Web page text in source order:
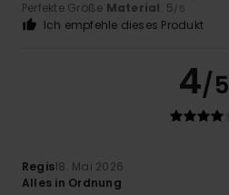
Perfekte Größe Material: 5/5
Ich empfehle dieses Produkt
4/5
Regis18. Mai 2026
Alles in Ordnung